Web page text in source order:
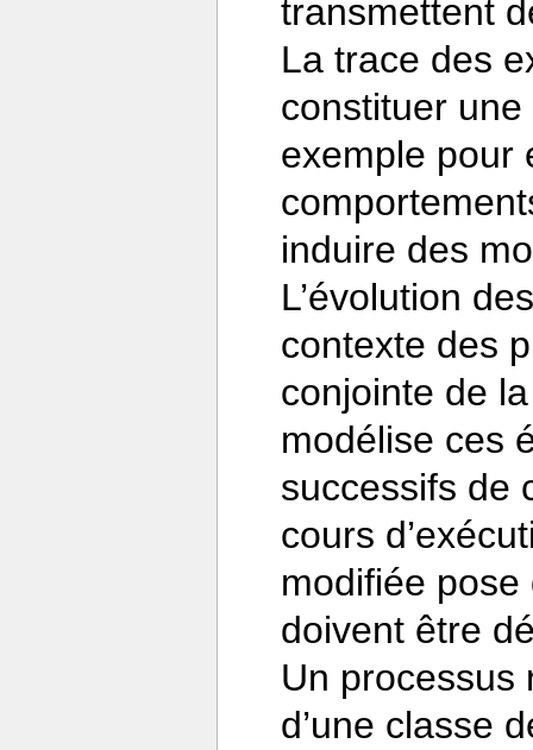
transmettent
La trace des
constituer
exemple pour
induire des
L’évolution
contexte des
conjointe de
modélise ces
successifs de
cours
modifiée
doivent être
Un processus
d’une classe